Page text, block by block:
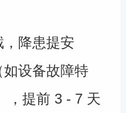
，降患提安
设备故障特
，提前 3 - 7 天